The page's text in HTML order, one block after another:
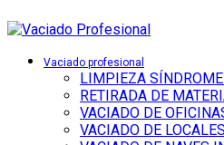
Vaciado profesional
LIMPIEZA SÍNDROME
RETIRADA DE
VACIADO DE
VACIADO DE